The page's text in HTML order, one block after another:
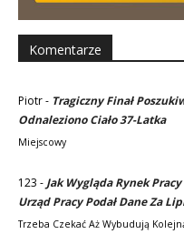
Komentarze
Piotr- Tragiczny Finał
Odnaleziono Ciało 37-Latka
Miejscowy
123 - Jak Wygląda Rynek
Urząd Pracy Podał Dane Za
Trzeba Czekać Aż Wybudują